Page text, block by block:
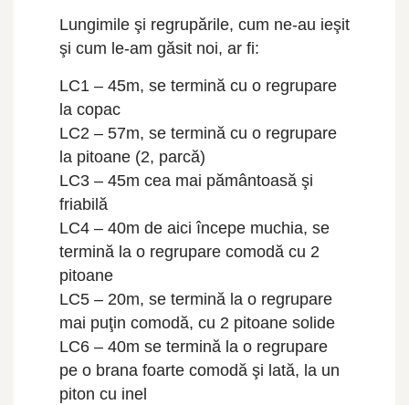
Lungimile şi regrupările, cum ne-au ieşit
şi cum le-am găsit noi, ar fi:
LC1 – 45m, se termină cu o regrupare
la copac
LC2 – 57m, se termină cu o regrupare
la pitoane (2, parcă)
LC3 – 45m cea mai pământoasă şi
friabilă
LC4 – 40m de aici începe muchia, se
termină la o regrupare comodă cu 2
pitoane
LC5 – 20m, se termină la o regrupare
mai puţin comodă, cu 2 pitoane solide
LC6 – 40m se termină la o regrupare
pe o brana foarte comodă şi lată, la un
piton cu inel